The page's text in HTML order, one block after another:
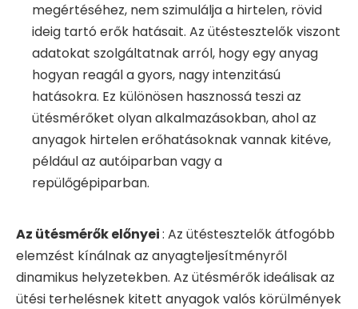
megértéséhez, nem szimulálja a hirtelen, rövid
ideig tartó erők hatásait. Az ütéstesztelők viszont
adatokat szolgáltatnak arról, hogy egy anyag
hogyan reagál a gyors, nagy intenzitású
hatásokra. Ez különösen hasznossá teszi az
ütésmérőket olyan alkalmazásokban, ahol az
anyagok hirtelen erőhatásoknak vannak kitéve,
például az autóiparban vagy a
repülőgépiparban.
Az ütésmérők előnyei: Az ütéstesztelők átfogóbb
elemzést kínálnak az anyagteljesítményről
dinamikus helyzetekben. Az ütésmérők ideálisak az
ütési terhelésnek kitett anyagok valós körülmények